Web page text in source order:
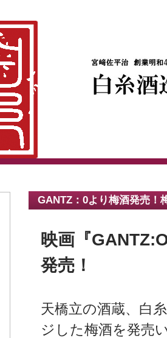
GANTZ：0より梅酒発売！
映画『
発売！
天橋立の酒蔵、白
ジした梅酒を発売